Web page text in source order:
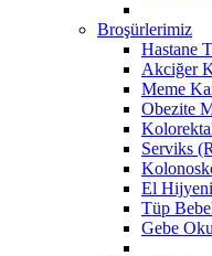
Broşürlerimiz
Hastane
Akciğer
Meme
Obezite
Serviks
El
Tüp
Gebe